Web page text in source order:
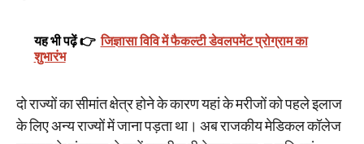
यह भी पढ़ें 👉 जिज्ञासा विवि में फैकल्टी डेवलपमेंट प्रोग्राम का
शुभारंभ
दो राज्यों का सीमांत क्षेत्र होने के कारण यहां के मरीजों को पहले इलाज
के लिए अन्य राज्यों में जाना पड़ता था। अब राजकीय मेडिकल कॉलेज